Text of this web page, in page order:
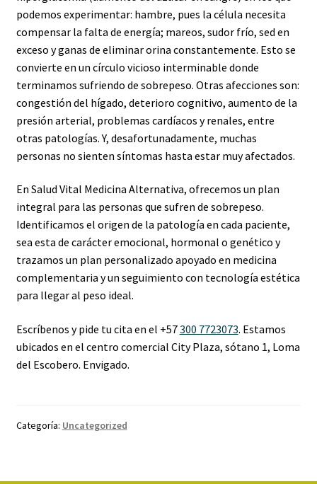
podemos experimentar: hambre, pues la célula necesita
compensar la falta de energía; mareos, sudor frío, sed en
exceso y ganas de eliminar orina constantemente. Esto se
convierte en un círculo vicioso interminable donde
terminamos sufriendo de sobrepeso. Otras afecciones son:
congestión del hígado, deterioro cognitivo, aumento de la
presión arterial, problemas cardíacos y renales, entre
otras patologías. Y, desafortunadamente, muchas
personas no sienten síntomas hasta estar muy afectados.
En Salud Vital Medicina Alternativa, ofrecemos un plan
integral para las personas que sufren de sobrepeso.
Identificamos el origen de la patología en cada paciente,
sea esta de carácter emocional, hormonal o genético y
trazamos un plan personalizado apoyado en medicina
complementaria y un seguimiento con tecnología estética
para llegar al peso ideal.
Escríbenos y pide tu cita en el +57300 7723073. Estamos
ubicados en el centro comercial City Plaza, sótano 1, Loma
del Escobero. Envigado.
Categoría: Uncategorized